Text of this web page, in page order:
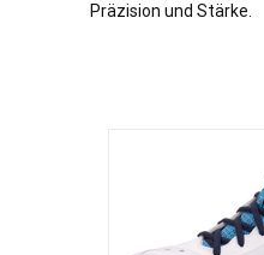
Präzision und Stärke.